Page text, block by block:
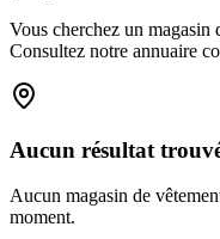
Vous cherchez un magasin
Consultez notre annuaire
Aucun résultat
Aucun magasin de
moment.